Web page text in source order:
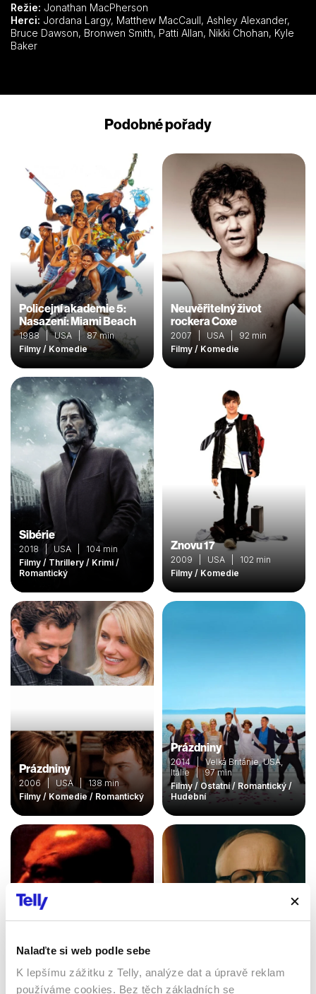
Nalaďte si web podle sebe
K lepšímu zážitku z Telly, analýze dat a úpravě reklam
používáme cookies. Bez těch základních se
Režie: Jonathan MacPherson
Herci:
Bruce Dawson, Bronwen Smith, Patti Allan, Nikki Chohan, Kyle
Baker
Podobné pořady
Policejní akademie 5:
Nasazení: Miami Beach
1988 | USA | 87 min
Filmy / Komedie
Neuvěřitelný život
rockera Coxe
2007 | USA | 92 min
Filmy / Komedie
Sibérie
2018 | USA | 104 min
Filmy / Thrillery / Krimi /
Romantický
Znovu 17
2009 | USA | 102 min
Filmy / Komedie
Prázdniny
2006 | USA | 138 min
Filmy / Komedie / Romantický
Prázdniny
2014 | Velká Británie, USA,
Itálie | 97 min
Filmy / Ostatní / Romantický /
Hudební
Kickboxer 4: Agresor Muž jednoho tónu